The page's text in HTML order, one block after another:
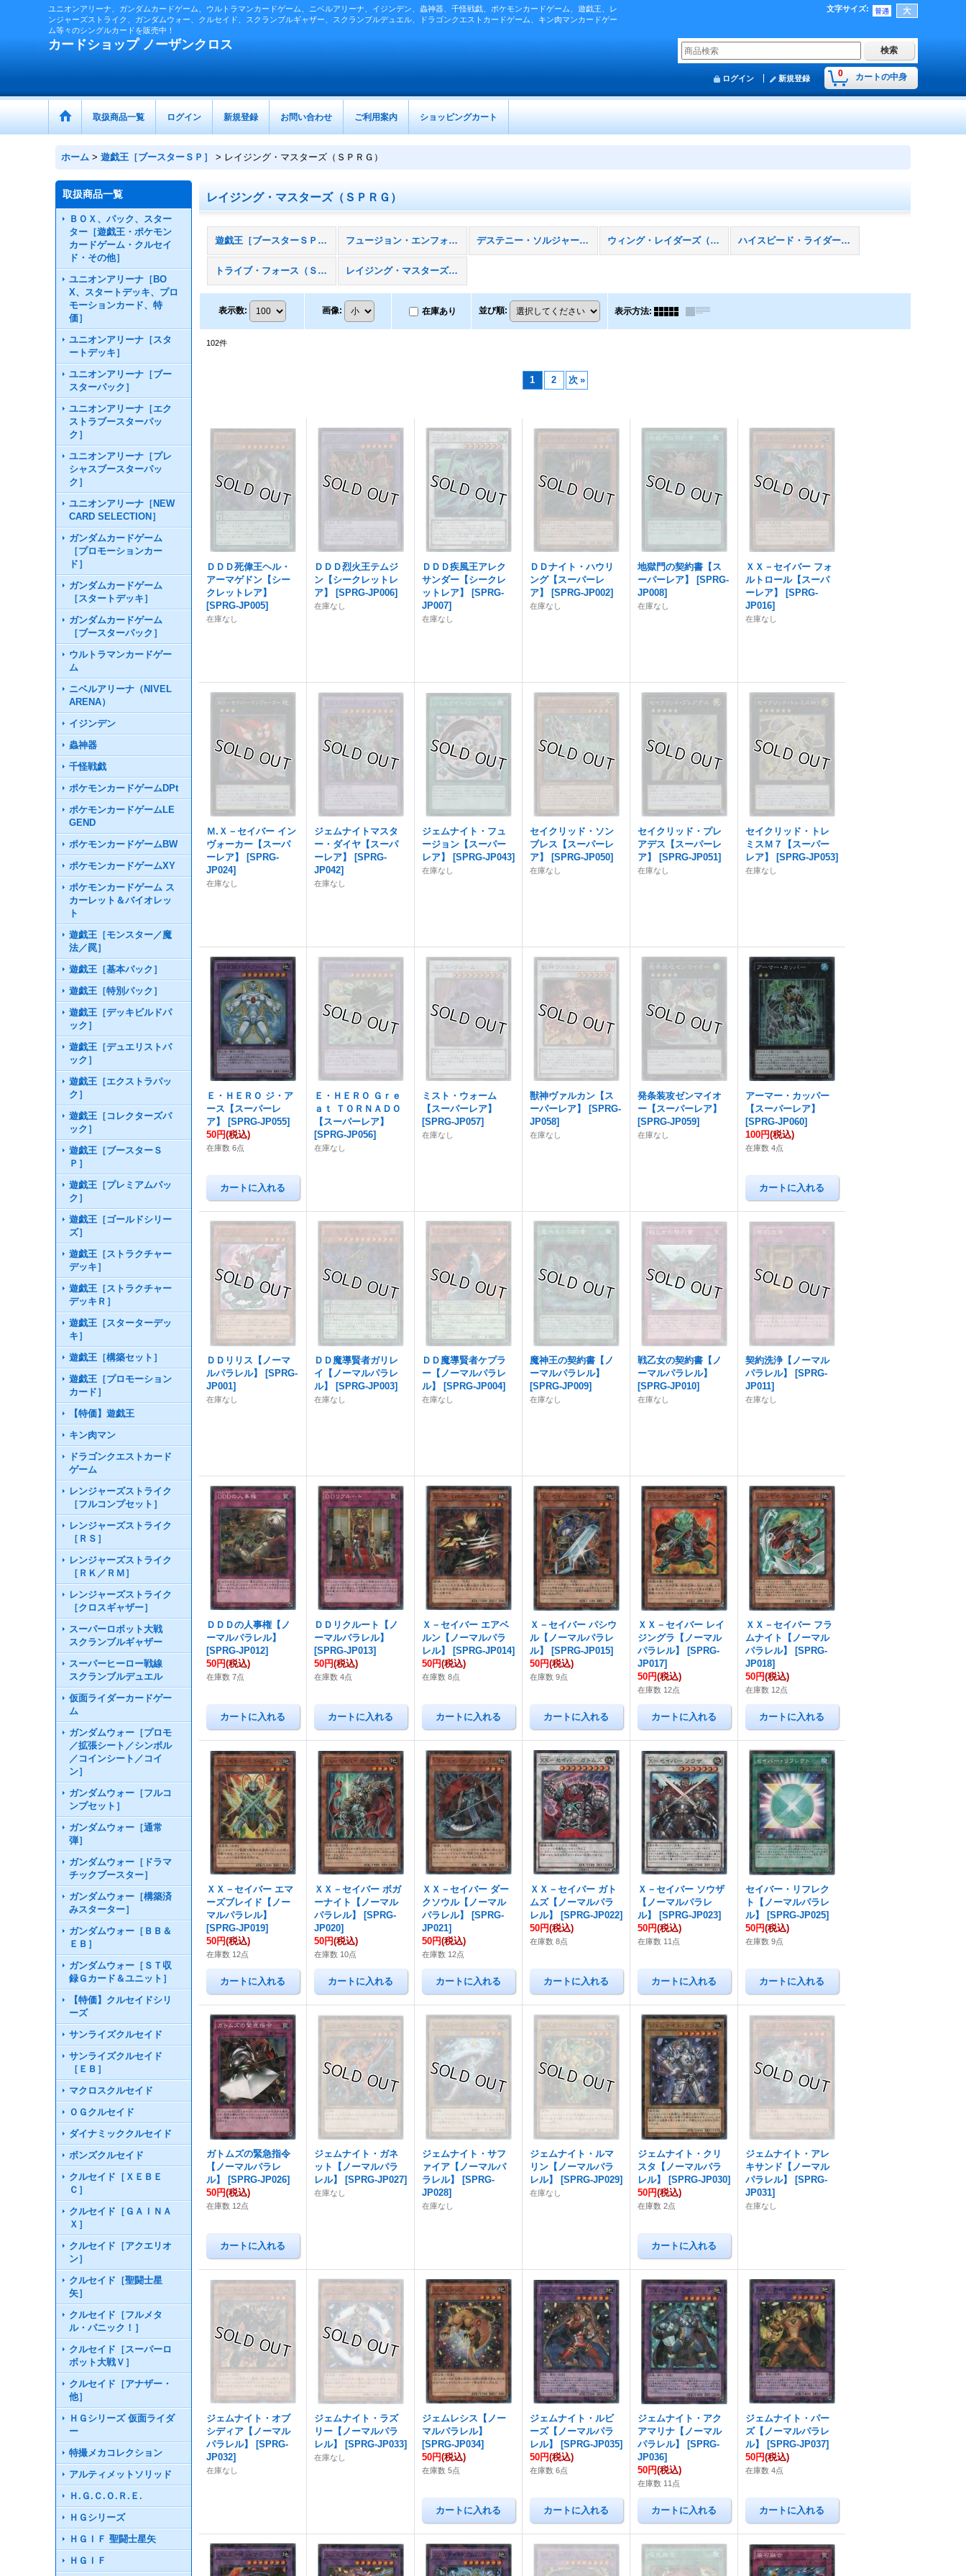
ユニオンアリーナ、ガンダムカードゲーム、ウルトラマンカードゲーム、ニベルアリーナ、イジンデン、蟲神器、千怪戦戯、ポケモンカードゲーム、遊戯王、レ
ンジャーズストライク、ガンダムウォー、クルセイド、スクランブルギャザー、スクランブルデュエル、ドラゴンクエストカードゲーム、キン肉マンカードゲー
ム等々のシングルカードを販売中！
文字サイズ:
カードショップ ノーザンクロス
0 カートの中身
ログイン 新規登録
取扱商品一覧 ログイン 新規登録 お問い合わせ ご利用案内 ショッピングカート
ホーム > 遊戯王［ブースターＳＰ］ > レイジング・マスターズ（ＳＰＲＧ）
取扱商品一覧
ＢＯＸ、パック、スター
ター［遊戯王・ポケモン
カードゲーム・クルセイ
ド・その他］
ユニオンアリーナ［BO
X、スタートデッキ、プロ
モーションカード、特
価］
ユニオンアリーナ［スタ
ートデッキ］
ユニオンアリーナ［ブー
スターパック］
ユニオンアリーナ［エク
ストラブースターパッ
ク］
ユニオンアリーナ［プレ
シャスブースターパッ
ク］
ユニオンアリーナ［NEW
CARD SELECTION］
ガンダムカードゲーム
［プロモーションカー
ド］
ガンダムカードゲーム
［スタートデッキ］
ガンダムカードゲーム
［ブースターパック］
ウルトラマンカードゲー
ム
ニベルアリーナ（NIVEL
ARENA）
イジンデン
蟲神器
千怪戦戯
ポケモンカードゲームDPt
ポケモンカードゲームLE
GEND
ポケモンカードゲームBW
ポケモンカードゲームXY
ポケモンカードゲーム ス
カーレット＆バイオレッ
ト
遊戯王［モンスター／魔
法／罠］
遊戯王［基本パック］
遊戯王［特別パック］
遊戯王［デッキビルドパ
ック］
遊戯王［デュエリストパ
ック］
遊戯王［エクストラパッ
ク］
遊戯王［コレクターズパ
ック］
遊戯王［ブースターＳ
Ｐ］
遊戯王［プレミアムパッ
ク］
遊戯王［ゴールドシリー
ズ］
遊戯王［ストラクチャー
デッキ］
遊戯王［ストラクチャー
デッキＲ］
遊戯王［スターターデッ
キ］
遊戯王［構築セット］
遊戯王［プロモーション
カード］
【特価】遊戯王
キン肉マン
ドラゴンクエストカード
ゲーム
レンジャーズストライク
［フルコンプセット］
レンジャーズストライク
［ＲＳ］
レンジャーズストライク
［ＲＫ／ＲＭ］
レンジャーズストライク
［クロスギャザー］
スーパーロボット大戦
スクランブルギャザー
スーパーヒーロー戦線
スクランブルデュエル
仮面ライダーカードゲー
ム
ガンダムウォー［プロモ
／拡張シート／シンボル
／コインシート／コイ
ン］
ガンダムウォー［フルコ
ンプセット］
ガンダムウォー［通常
弾］
ガンダムウォー［ドラマ
チックブースター］
ガンダムウォー［構築済
みスターター］
ガンダムウォー［ＢＢ＆
ＥＢ］
ガンダムウォー［ＳＴ収
録Ｇカード＆ユニット］
【特価】クルセイドシリ
ーズ
サンライズクルセイド
サンライズクルセイド
［ＥＢ］
マクロスクルセイド
ＯＧクルセイド
ダイナミッククルセイド
ボンズクルセイド
クルセイド［ＸＥＢＥ
Ｃ］
クルセイド［ＧＡＩＮＡ
Ｘ］
クルセイド［アクエリオ
ン］
クルセイド［聖闘士星
矢］
クルセイド［フルメタ
ル・パニック！］
クルセイド［スーパーロ
ボット大戦Ｖ］
クルセイド［アナザー・
他］
ＨＧシリーズ 仮面ライダ
ー
特撮メカコレクション
アルティメットソリッド
Ｈ.Ｇ.Ｃ.Ｏ.Ｒ.Ｅ.
ＨＧシリーズ
ＨＧＩＦ 聖闘士星矢
ＨＧＩＦ
レイジング・マスターズ（ＳＰＲＧ）
遊戯王［ブースターＳＰ］ (全商品) フュージョン・エンフォーサーズ（ＳＰＦＥ） デステニー・ソルジャーズ（ＳＰＤＳ） ウィング・レイダーズ（ＳＰＷＲ） ハイスピード・ライダーズ（ＳＰＨＲ）
トライブ・フォース（ＳＰＴＲ） レイジング・マスターズ（ＳＰＲＧ）
表示数: 画像: 在庫あり 並び順: 表示方法:
102件
1 2 次 »
ＤＤＤ死偉王ヘル・
アーマゲドン【シー
クレットレア】
[SPRG-JP005]
在庫なし
ＤＤＤ烈火王テムジ
ン【シークレットレ
ア】
[SPRG-JP006]
在庫なし
ＤＤＤ疾風王アレク
サンダー【シークレ
ットレア】
[SPRG-
JP007]
在庫なし
ＤＤナイト・ハウリ
ング【スーパーレ
ア】
[SPRG-JP002]
在庫なし
地獄門の契約書【ス
ーパーレア】
[SPRG-
JP008]
在庫なし
ＸＸ－セイバー フォ
ルトロール【スーパ
ーレア】
[SPRG-
JP016]
在庫なし
Ｍ.Ｘ－セイバー イン
ヴォーカー【スーパ
ーレア】
[SPRG-
JP024]
在庫なし
ジェムナイトマスタ
ー・ダイヤ【スーパ
ーレア】
[SPRG-
JP042]
在庫なし
ジェムナイト・フュ
ージョン【スーパー
レア】
[SPRG-JP043]
在庫なし
セイクリッド・ソン
ブレス【スーパーレ
ア】
[SPRG-JP050]
在庫なし
セイクリッド・プレ
アデス【スーパーレ
ア】
[SPRG-JP051]
在庫なし
セイクリッド・トレ
ミスＭ７【スーパー
レア】
[SPRG-JP053]
在庫なし
Ｅ・ＨＥＲＯ ジ・ア
ース【スーパーレ
ア】
[SPRG-JP055]
50円(税込)
在庫数 6点
Ｅ・ＨＥＲＯ Ｇｒｅ
ａｔ ＴＯＲＮＡＤＯ
【スーパーレア】
[SPRG-JP056]
在庫なし
ミスト・ウォーム
【スーパーレア】
[SPRG-JP057]
在庫なし
獣神ヴァルカン【ス
ーパーレア】
[SPRG-
JP058]
在庫なし
発条装攻ゼンマイオ
ー【スーパーレア】
[SPRG-JP059]
在庫なし
アーマー・カッパー
【スーパーレア】
[SPRG-JP060]
100円(税込)
在庫数 4点
ＤＤリリス【ノーマ
ルパラレル】
[SPRG-
JP001]
在庫なし
ＤＤ魔導賢者ガリレ
イ【ノーマルパラレ
ル】
[SPRG-JP003]
在庫なし
ＤＤ魔導賢者ケプラ
ー【ノーマルパラレ
ル】
[SPRG-JP004]
在庫なし
魔神王の契約書【ノ
ーマルパラレル】
[SPRG-JP009]
在庫なし
戦乙女の契約書【ノ
ーマルパラレル】
[SPRG-JP010]
在庫なし
契約洗浄【ノーマル
パラレル】
[SPRG-
JP011]
在庫なし
ＤＤＤの人事権【ノ
ーマルパラレル】
[SPRG-JP012]
50円(税込)
在庫数 7点
ＤＤリクルート【ノ
ーマルパラレル】
[SPRG-JP013]
50円(税込)
在庫数 4点
Ｘ－セイバー エアベ
ルン【ノーマルパラ
レル】
[SPRG-JP014]
50円(税込)
在庫数 8点
Ｘ－セイバー パシウ
ル【ノーマルパラレ
ル】
[SPRG-JP015]
50円(税込)
在庫数 9点
ＸＸ－セイバー レイ
ジングラ【ノーマル
パラレル】
[SPRG-
JP017]
50円(税込)
在庫数 12点
ＸＸ－セイバー フラ
ムナイト【ノーマル
パラレル】
[SPRG-
JP018]
50円(税込)
在庫数 12点
ＸＸ－セイバー エマ
ーズブレイド【ノー
マルパラレル】
[SPRG-JP019]
50円(税込)
在庫数 12点
ＸＸ－セイバー ボガ
ーナイト【ノーマル
パラレル】
[SPRG-
JP020]
50円(税込)
在庫数 10点
ＸＸ－セイバー ダー
クソウル【ノーマル
パラレル】
[SPRG-
JP021]
50円(税込)
在庫数 12点
ＸＸ－セイバー ガト
ムズ【ノーマルパラ
レル】
[SPRG-JP022]
50円(税込)
在庫数 8点
Ｘ－セイバー ソウザ
【ノーマルパラレ
ル】
[SPRG-JP023]
50円(税込)
在庫数 11点
セイバー・リフレク
ト【ノーマルパラレ
ル】
[SPRG-JP025]
50円(税込)
在庫数 9点
ガトムズの緊急指令
【ノーマルパラレ
ル】
[SPRG-JP026]
50円(税込)
在庫数 12点
ジェムナイト・ガネ
ット【ノーマルパラ
レル】
[SPRG-JP027]
在庫なし
ジェムナイト・サフ
ァイア【ノーマルパ
ラレル】
[SPRG-
JP028]
在庫なし
ジェムナイト・ルマ
リン【ノーマルパラ
レル】
[SPRG-JP029]
在庫なし
ジェムナイト・クリ
スタ【ノーマルパラ
レル】
[SPRG-JP030]
50円(税込)
在庫数 2点
ジェムナイト・アレ
キサンド【ノーマル
パラレル】
[SPRG-
JP031]
在庫なし
ジェムナイト・オブ
シディア【ノーマル
パラレル】
[SPRG-
JP032]
在庫なし
ジェムナイト・ラズ
リー【ノーマルパラ
レル】
[SPRG-JP033]
在庫なし
ジェムレシス【ノー
マルパラレル】
[SPRG-JP034]
50円(税込)
在庫数 5点
ジェムナイト・ルビ
ーズ【ノーマルパラ
レル】
[SPRG-JP035]
50円(税込)
在庫数 6点
ジェムナイト・アク
アマリナ【ノーマル
パラレル】
[SPRG-
JP036]
50円(税込)
在庫数 11点
ジェムナイト・パー
ズ【ノーマルパラレ
ル】
[SPRG-JP037]
50円(税込)
在庫数 4点